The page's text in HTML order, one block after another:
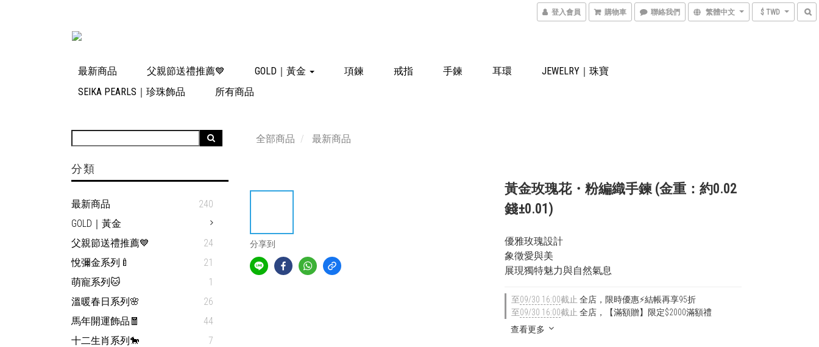
登入會員 購物車 聯絡我們 繁體中文 $ TWD
最新商品 父親節送禮推薦💙 GOLD｜黃金 項鍊 戒指 手鍊 耳環
JEWELRY｜珠寶
SEIKA PEARLS｜珍珠飾品
所有商品
分類
最新商品
240
GOLD｜黃金
父親節送禮推薦💙
24
悅彌金系列🍼
21
萌寵系列🐱
1
溫暖春日系列🌸
26
馬年開運飾品🧧
44
十二生肖系列🐎
7
全部商品 最新商品
分享到
黃金玫瑰花・粉編織手鍊 (金重：約0.02
錢±0.01)
優雅玫瑰設計
象徵愛與美
展現獨特魅力與自然氣息
至09/30 16:00截止 全店，限時優惠⚡結帳再享95折
至09/30 16:00截止 全店，【滿額贈】限定$2000滿額禮
查看更多